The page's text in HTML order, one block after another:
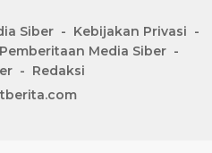
Siber
Kebijakan Privasi
Media Siber
Redaksi